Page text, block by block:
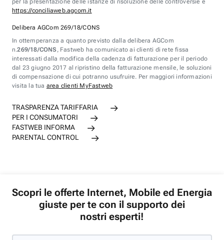
per la presentazione delle istanze di risoluzione delle controversie è
https://conciliaweb.agcom.it
Delibera AGCom 269/18/CONS
In ottemperanza a quanto previsto dalla delibera AGCom
n.269/18/CONS , Fastweb ha comunicato ai clienti di rete fissa
interessati dalla modifica della cadenza di fatturazione per il periodo
dal 23 giugno 2017 al ripristino della fatturazione mensile, le soluzioni
di compensazione di cui potranno usufruire. Per maggiori informazioni
visita la tua area clienti MyFastweb
TRASPARENZA TARIFFARIA
PER I CONSUMATORI
FASTWEB INFORMA
PARENTAL CONTROL
Scopri le offerte Internet, Mobile ed Energia
giuste per te con il supporto dei
nostri esperti!